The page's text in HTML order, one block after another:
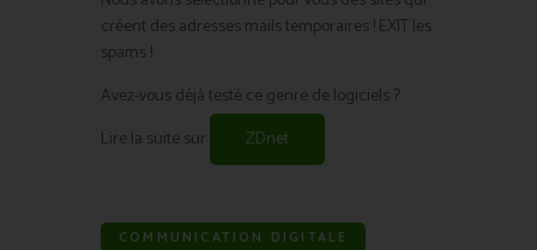
créent des adresses mails temporaires ! EXIT les
spams !
Avez-vous déjà testé ce genre de logiciels ?
Lire la suite sur
ZDnet
COMMUNICATION DIGITALE